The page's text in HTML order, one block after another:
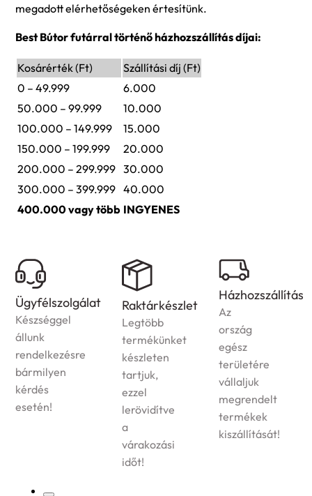
megadott elérhetőségeken értesítünk.
Best Bútor futárral történő házhozszállítás díjai:
Kosárérték (Ft)
Szállítási díj (Ft)
0 – 49.999
6.000
50.000 – 99.999
10.000
100.000 – 149.999
15.000
150.000 – 199.999
20.000
200.000 – 299.999 30.000
300.000 – 399.999 40.000
400.000 vagy több INGYENES
Raktárkészlet
Legtöbb
termékünket
készleten
Házhozszállítás
Az
ország
egész
területére
megrendelt
termékek
kiszállítását!